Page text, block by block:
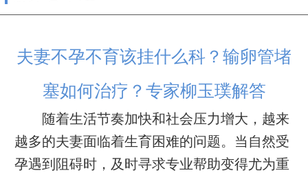
夫妻不孕不育该挂什么科？输卵管堵
塞如何治疗？专家柳玉璞解答
随着生活节奏加快和社会压力增大，越来
越多的夫妻面临着生育困难的问题。当自然受
孕遇到阻碍时，及时寻求专业帮助变得尤为重